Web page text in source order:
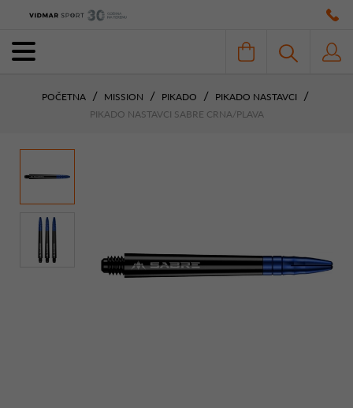
POČETNA MISSION PIKADO
PIKADO NASTAVCI
PIKADO NASTAVCI SABRE CRNA/PLAVA